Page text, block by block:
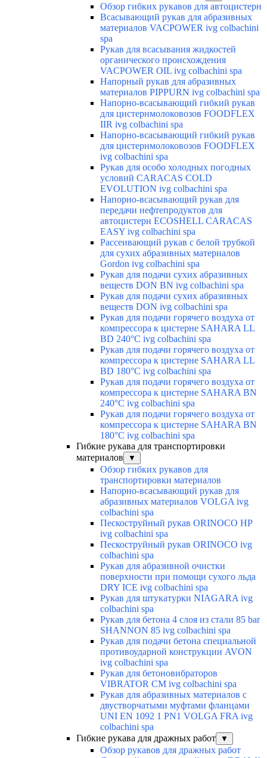
Обзор гибких рукавов для автоцистерн
Всасывающий рукав для абразивных
материалов VACPOWER ivg colbachini
spa
Рукав для всасывания жидкостей
органического происхождения
VACPOWER OIL ivg colbachini spa
Напорный рукав для абразивных
материалов PIPPURN ivg colbachini spa
Напорно-всасывающий гибкий рукав
для цистернмолоковозов FOODFLEX
IIR ivg colbachini spa
Напорно-всасывающий гибкий рукав
для цистернмолоковозов FOODFLEX
ivg colbachini spa
Рукав для особо холодных погодных
условий CARACAS COLD
EVOLUTION ivg colbachini spa
Напорно-всасывающий рукав для
передачи нефтепродуктов для
автоцистерн ECOSHELL CARACAS
EASY ivg colbachini spa
Рассеивающий рукав с белой трубкой
для сухих абразивных материалов
Gordon ivg colbachini spa
Рукав для подачи сухих абразивных
веществ DON BN ivg colbachini spa
Рукав для подачи сухих абразивных
веществ DON ivg colbachini spa
Рукав для подачи горячего воздуха от
компрессора к цистерне SAHARA LL
BD 240°C ivg colbachini spa
Рукав для подачи горячего воздуха от
компрессора к цистерне SAHARA LL
BD 180°C ivg colbachini spa
Рукав для подачи горячего воздуха от
компрессора к цистерне SAHARA BN
240°C ivg colbachini spa
Рукав для подачи горячего воздуха от
компрессора к цистерне SAHARA BN
180°C ivg colbachini spa
Гибкие рукава для транспортировки
материалов
▼
Обзор гибких рукавов для
транспортировки материалов
Напорно-всасывающий рукав для
абразивных материалов VOLGA ivg
colbachini spa
Пескоструйный рукав ORINOCO HP
ivg colbachini spa
Пескоструйный рукав ORINOCO ivg
colbachini spa
Рукав для абразивной очистки
поверхности при помощи сухого льда
DRY ICE ivg colbachini spa
Рукав для штукатурки NIAGARA ivg
colbachini spa
Рукав для бетона 4 слоя из стали 85 bar
SHANNON 85 ivg colbachini spa
Рукав для подачи бетона специальной
противоударной конструкции AVON
ivg colbachini spa
Рукав для бетоновибраторов
VIBRATOR CM ivg colbachini spa
Рукав для абразивных материалов с
двустворчатыми муфтами фланцами
UNI EN 1092 1 PN1 VOLGA FRA ivg
colbachini spa
Гибкие рукава для дражных работ
▼
Обзор рукавов для дражных работ